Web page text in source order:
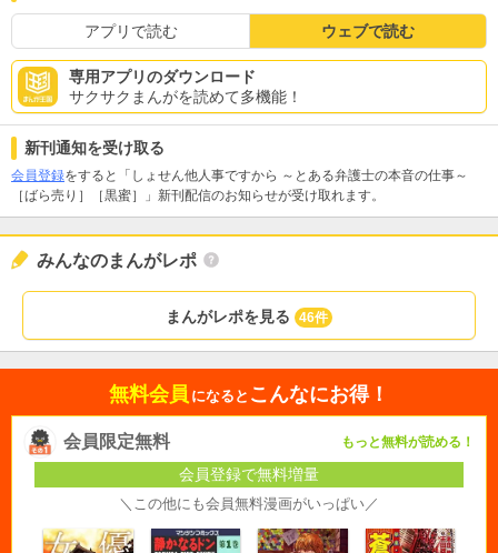
アプリで読む ウェブで読む
専用アプリのダウンロード
サクサクまんがを読めて多機能！
新刊通知を受け取る
会員登録をすると「しょせん他人事ですから ～とある弁護士の本音の仕事～
［ばら売り］［黒蜜］」新刊配信のお知らせが受け取れます。
みんなのまんがレポ
まんがレポを見る 46件
無料会員 になると こんなにお得！
会員限定無料 もっと無料が読める！
会員登録で無料増量
＼この他にも会員無料漫画がいっぱい／